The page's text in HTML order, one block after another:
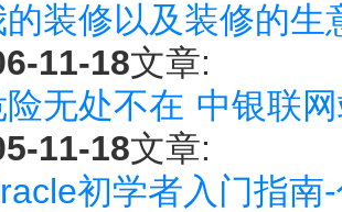
的装修以及装修的生
11-18文章:
险无处不在 中银联
11-18文章:
初学者入门指